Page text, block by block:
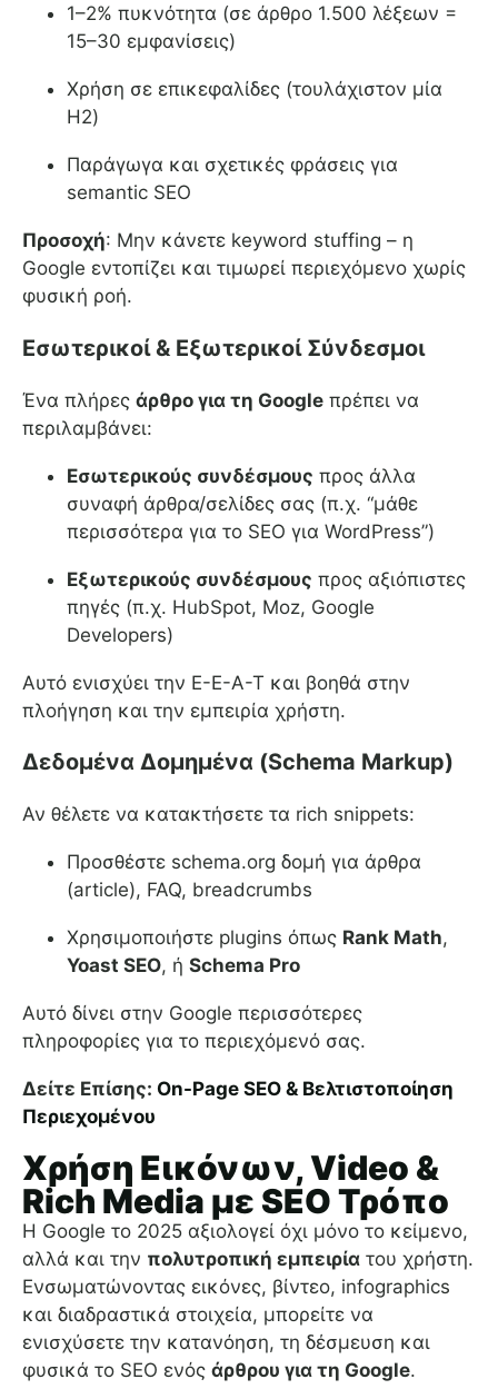
1–2% πυκνότητα (σε άρθρο 1.500 λέξεων =
15–30 εμφανίσεις)
Χρήση σε επικεφαλίδες (τουλάχιστον μία
H2)
Παράγωγα και σχετικές φράσεις για
semantic SEO
Προσοχή: Μην κάνετε keyword stuffing – η
Google εντοπίζει και τιμωρεί περιεχόμενο χωρίς
φυσική ροή.
Εσωτερικοί & Εξωτερικοί Σύνδεσμοι
Ένα πλήρες άρθρο για τη Google πρέπει να
περιλαμβάνει:
Εσωτερικούς συνδέσμους προς άλλα
συναφή άρθρα/σελίδες σας (π.χ. “μάθε
περισσότερα για το SEO για WordPress”)
Εξωτερικούς συνδέσμους προς αξιόπιστες
πηγές (π.χ. HubSpot, Moz, Google
Developers)
Αυτό ενισχύει την E-E-A-T και βοηθά στην
πλοήγηση και την εμπειρία χρήστη.
Δεδομένα Δομημένα (Schema Markup)
Αν θέλετε να κατακτήσετε τα rich snippets:
Προσθέστε schema.org δομή για άρθρα
(article), FAQ, breadcrumbs
Χρησιμοποιήστε plugins όπως Rank Math,
Yoast SEO, ή Schema Pro
Αυτό δίνει στην Google περισσότερες
πληροφορίες για το περιεχόμενό σας.
Δείτε Επίσης: On-Page SEO & Βελτιστοποίηση
Περιεχομένου
Χρήση Εικόνων, Video &
Rich Media με SEO Τρόπο
Η Google το 2025 αξιολογεί όχι μόνο το κείμενο,
αλλά και την πολυτροπική εμπειρία του χρήστη.
Ενσωματώνοντας εικόνες, βίντεο, infographics
και διαδραστικά στοιχεία, μπορείτε να
ενισχύσετε την κατανόηση, τη δέσμευση και
φυσικά το SEO ενός άρθρου για τη Google.